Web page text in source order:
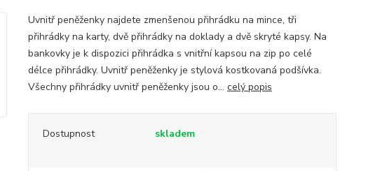
Uvnitř peněženky najdete zmenšenou přihrádku na mince, tři
přihrádky na karty, dvě přihrádky na doklady a dvě skryté kapsy. Na
bankovky je k dispozici přihrádka s vnitřní kapsou na zip po celé
délce přihrádky. Uvnitř peněženky je stylová kostkovaná podšívka.
Všechny přihrádky uvnitř peněženky jsou o... celý popis
Dostupnost skladem